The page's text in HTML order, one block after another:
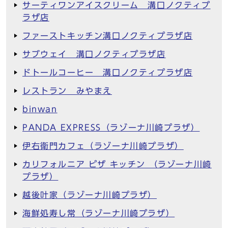
サーティワンアイスクリーム 溝口ノクティプ
ラザ店
ファーストキッチン溝口ノクティプラザ店
サブウェイ 溝口ノクティプラザ店
ドトールコーヒー 溝口ノクティプラザ店
レストラン みやまえ
binwan
PANDA EXPRESS（ラゾーナ川崎プラザ）
伊右衛門カフェ（ラゾーナ川崎プラザ）
カリフォルニア ピザ キッチン （ラゾーナ川崎
プラザ）
越後叶家（ラゾーナ川崎プラザ）
海鮮処寿し常（ラゾーナ川崎プラザ）